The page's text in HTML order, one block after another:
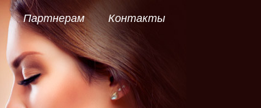
Партнерам Контакты